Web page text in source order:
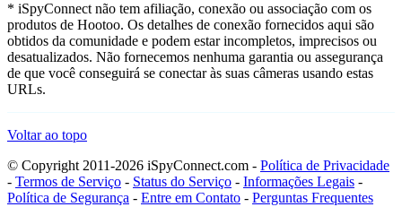
* iSpyConnect não tem afiliação, conexão ou associação com os
produtos de Hootoo. Os detalhes de conexão fornecidos aqui são
obtidos da comunidade e podem estar incompletos, imprecisos ou
desatualizados. Não fornecemos nenhuma garantia ou assegurança
de que você conseguirá se conectar às suas câmeras usando estas
URLs.
Voltar ao topo
© Copyright 2011-2026 iSpyConnect.com - Política de Privacidade
- Termos de Serviço - Status do Serviço - Informações Legais -
Política de Segurança - Entre em Contato - Perguntas Frequentes